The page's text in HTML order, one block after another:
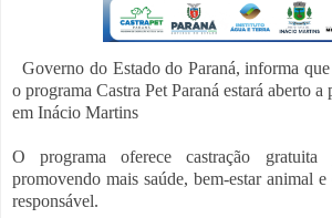
Governo do Estado do Paraná, informa que
o programa Castra Pet Paraná estará aberto
em Inácio Martins
O programa oferece castração
promovendo mais saúde, bem-estar animal
responsável.